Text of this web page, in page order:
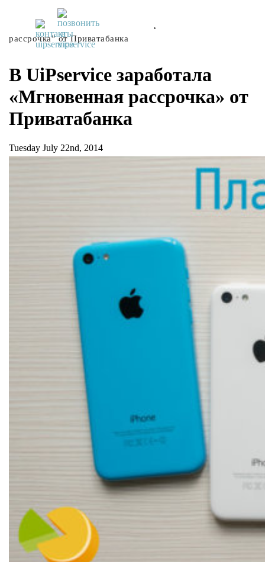
UiPservice »Блог»В UiPservice заработала “Мгновенная
рассрочка” от Приватабанка
В UiPservice заработала
«Мгновенная рассрочка» от
Приватабанка
Tuesday July 22nd, 2014